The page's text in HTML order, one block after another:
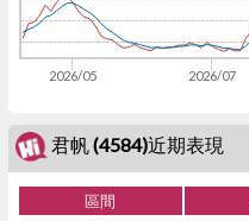
2026/05 2026/07
君帆 (4584)近期表現
區間